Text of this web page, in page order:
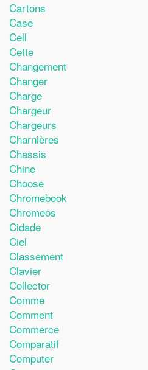
Cartons
Case
Cell
Cette
Changement
Changer
Charge
Chargeur
Chargeurs
Charnières
Chassis
Chine
Choose
Chromebook
Chromeos
Cidade
Ciel
Classement
Clavier
Collector
Comme
Comment
Commerce
Comparatif
Computer